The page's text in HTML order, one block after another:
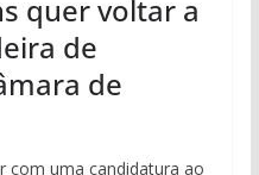
quer voltar a
de
de
com uma candidatura ao